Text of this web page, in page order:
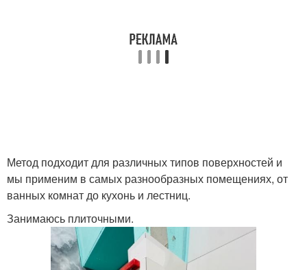
Метод подходит для различных типов поверхностей и
мы применим в самых разнообразных помещениях, от
ванных комнат до кухонь и лестниц.
Занимаюсь плиточными.